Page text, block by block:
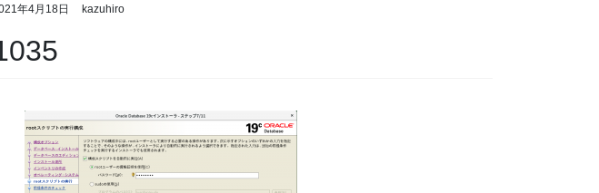
年4月18日 kazuhiro